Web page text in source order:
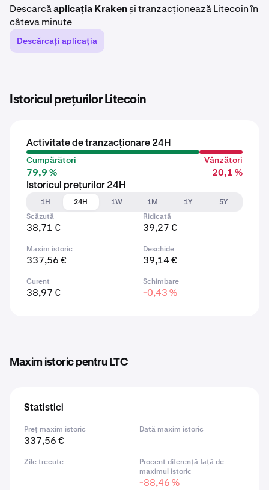
Descarcăaplicația Krakenși tranzacționează Litecoin în
câteva minute
Descărcați aplicația
Istoricul prețurilor Litecoin
Activitate de tranzacționare 24H
Cumpărători
79,9 %
Vânzători
20,1 %
Istoricul prețurilor 24H
1H
24H 1W 1M 1Y
5Y
Scăzută
38,71 €
Ridicată
39,27 €
Maxim istoric
337,56 €
Deschide
39,14 €
Curent
38,97 €
Schimbare
-0,43 %
Maxim istoric pentru LTC
Statistici
Preț maxim istoric
337,56 €
Dată maxim istoric
Zile trecute
Procent diferență față de
maximul istoric
-88,46 %